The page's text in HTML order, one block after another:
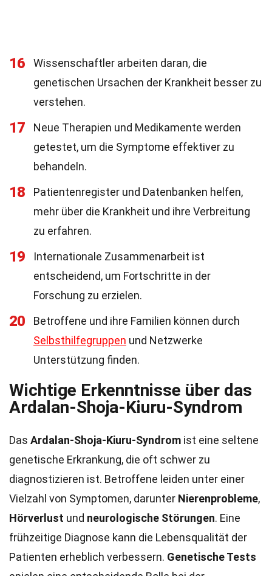
16
Wissenschaftler arbeiten daran, die
genetischen Ursachen der Krankheit besser zu
verstehen.
17
Neue Therapien und Medikamente werden
getestet, um die Symptome effektiver zu
behandeln.
18
Patientenregister und Datenbanken helfen,
mehr über die Krankheit und ihre Verbreitung
zu erfahren.
19
Internationale Zusammenarbeit ist
entscheidend, um Fortschritte in der
Forschung zu erzielen.
20
Betroffene und ihre Familien können durch
Selbsthilfegruppen und Netzwerke
Unterstützung finden.
Wichtige Erkenntnisse über das
Ardalan-Shoja-Kiuru-Syndrom
Das Ardalan-Shoja-Kiuru-Syndrom ist eine seltene
genetische Erkrankung, die oft schwer zu
diagnostizieren ist. Betroffene leiden unter einer
Vielzahl von Symptomen, darunter Nierenprobleme,
Hörverlust und neurologische Störungen. Eine
frühzeitige Diagnose kann die Lebensqualität der
Patienten erheblich verbessern. Genetische Tests